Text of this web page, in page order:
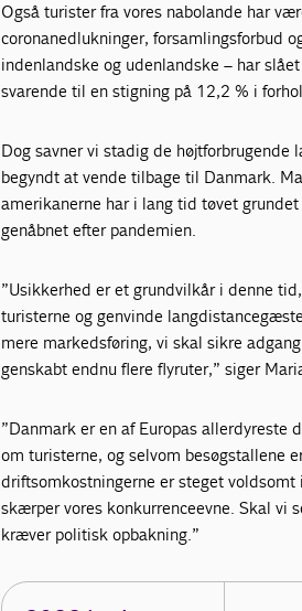
Også turister fra vores nabolande har
coronanedlukninger, forsamlingsforbud
indenlandske og udenlandske – har
svarende til en stigning på 12,2 % i
Dog savner vi stadig de højtforbrugende
begyndt at vende tilbage til Danmark.
amerikanerne har i lang tid tøvet
genåbnet efter pandemien.
”Usikkerhed er et grundvilkår i denne
turisterne og genvinde
mere markedsføring, vi skal sikre
genskabt endnu flere flyruter,” siger
”Danmark er en af Europas allerdyreste
om turisterne, og selvom besøgstallene
driftsomkostningerne er steget
skærper vores konkurrenceevne. Skal vi
kræver politisk opbakning.”